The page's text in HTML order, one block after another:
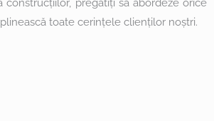
construcțiilor, pregătiți să abordeze orice
toate cerințele clienților noștri.